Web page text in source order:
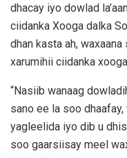
dhacay iyo dowlad
ciidanka Xooga dalka
dhan kasta ah,
xarumihii ciidanka
“Nasiib wanaag
sano ee la soo
yagleelida iyo dib u
soo gaarsiisay meel